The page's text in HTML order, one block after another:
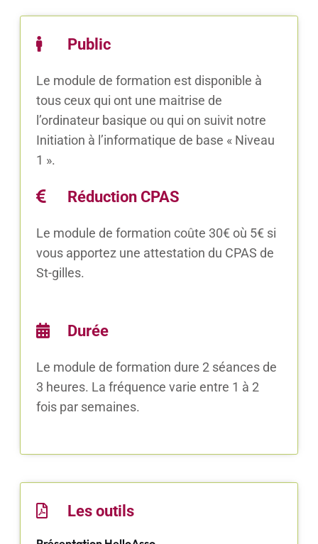
Public
Le module de formation est disponible à
tous ceux qui ont une maitrise de
l’ordinateur basique ou qui on suivit notre
Initiation à l’informatique de base « Niveau
1 ».
Réduction CPAS
Le module de formation coûte 30€ où 5€ si
vous apportez une attestation du CPAS de
St-gilles.
Durée
Le module de formation dure 2 séances de
3 heures. La fréquence varie entre 1 à 2
fois par semaines.
Les outils